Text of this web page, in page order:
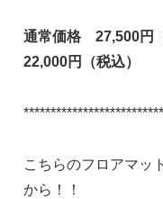
通常価格 27,500
22,000円（税込）
こちらのフロアマッ
から！！